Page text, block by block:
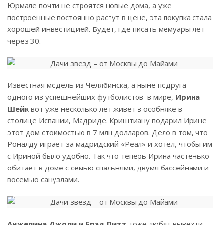
Юрмале почти не строятся новые дома, а уже
построенные постоянно растут в цене, эта покупка стала
хорошей инвестицией. Будет, где писать мемуары лет
через 30.
Известная модель из Челябинска, а ныне подруга
одного из успешнейших футболистов в мире, Ирина
Шейк вот уже несколько лет живет в особняке в
столице Испании, Мадриде. Криштиану подарил Ирине
этот дом стоимостью в 7 млн долларов. Дело в том, что
Роналду играет за мадридский «Реал» и хотел, чтобы им
с Ириной было удобно. Так что теперь Ирина частенько
обитает в доме с семью спальнями, двумя бассейнами и
восемью санузлами.